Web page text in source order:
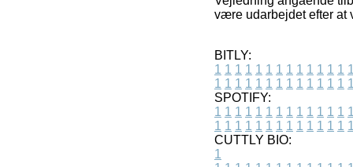
være udarbejdet efter at
BITLY:
1 1 1 1 1 1 1 1 1 1 1 1 1 1
1 1 1 1 1 1 1 1 1 1 1 1 1 1
SPOTIFY:
1 1 1 1 1 1 1 1 1 1 1 1 1 1
1 1 1 1 1 1 1 1 1 1 1 1 1 1
CUTTLY BIO:
1